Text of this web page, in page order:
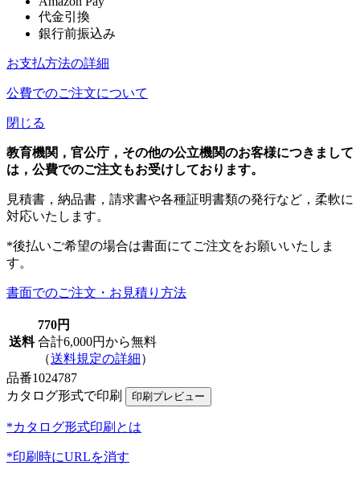
代金引換
銀行前振込み
お支払方法の詳細
公費でのご注文について
閉じる
教育機関，官公庁，その他の公立機関のお客様につきまして
は，公費でのご注文もお受けしております。
見積書，納品書，請求書や各種証明書類の発行など，柔軟に
対応いたします。
*後払いご希望の場合は書面にてご注文をお願いいたしま
す。
書面でのご注文・お見積り方法
送料
770円
合計6,000円から無料
（送料規定の詳細）
品番1024787
カタログ形式で印刷
*カタログ形式印刷とは
*印刷時にURLを消す